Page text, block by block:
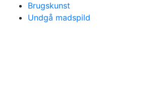
Brugskunst
Undgå madspild